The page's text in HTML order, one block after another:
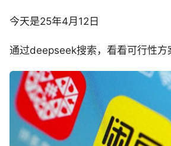
今天是25年4月12日
通过deepseek搜索，看看可行性方